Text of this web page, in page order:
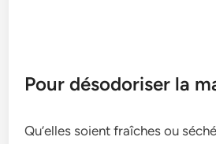
Pour désodoriser la
Qu’elle­s soient fraîches ou